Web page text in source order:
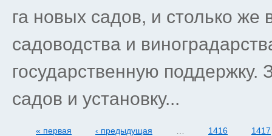
га новых садов, и столько же
садоводства и
государственную поддержку.
садов и установку...
« первая ‹ предыдущая 1416
1417